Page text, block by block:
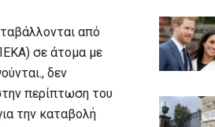
από
σε άτομα με
δεν
περίπτωση του
την καταβολή